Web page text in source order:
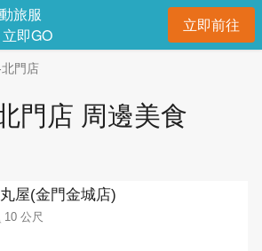
旅服
即GO
立即前往開
門店
門店 周邊美食
屋(金門金城店)
10 公尺